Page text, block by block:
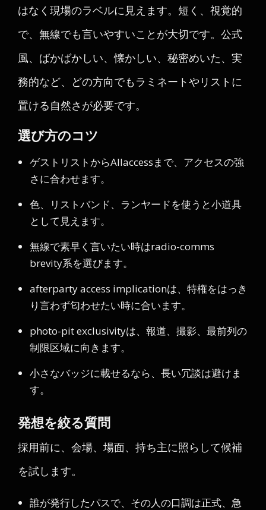
はなく現場のラベルに見えます。短く、視覚的
で、無線でも言いやすいことが大切です。公式
風、ばかばかしい、懐かしい、秘密めいた、実
務的など、どの方向でもラミネートやリストに
置ける自然さが必要です。
選び方のコツ
ゲストリストからAllaccessまで、アクセスの強
さに合わせます。
色、リストバンド、ランヤードを使うと小道具
として見えます。
無線で素早く言いたい時はradio-comms
brevity系を選びます。
afterparty access implicationは、特権をはっき
り言わず匂わせたい時に合います。
photo-pit exclusivityは、報道、撮影、最前列の
制限区域に向きます。
小さなバッジに載せるなら、長い冗談は避けま
す。
発想を絞る質問
採用前に、会場、場面、持ち主に照らして候補
を試します。
誰が発行したパスで、その人の口調は正式、急